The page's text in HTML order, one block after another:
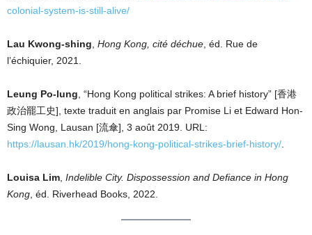
colonial-system-is-still-alive/
Lau Kwong-shing Hong Kong, cité déchue , éd. Rue de
l’échiquier, 2021.
Leung Po-lung , “Hong Kong political strikes: A brief history” [香港
政治罷工史], texte traduit en anglais par Promise Li et Edward Hon-
Sing Wong, Lausan [流傘], 3 août 2019. URL:
https://lausan.hk/2019/hong-kong-political-strikes-brief-history/
Louisa Lim Indelible City. Dispossession and Defiance in Hong
Kong , éd. Riverhead Books, 2022.